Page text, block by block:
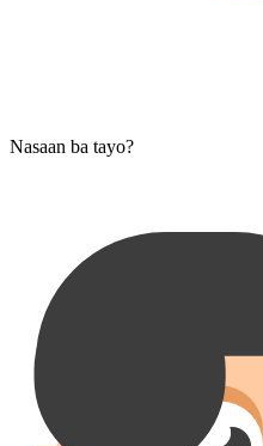
Nasaan ba tayo?